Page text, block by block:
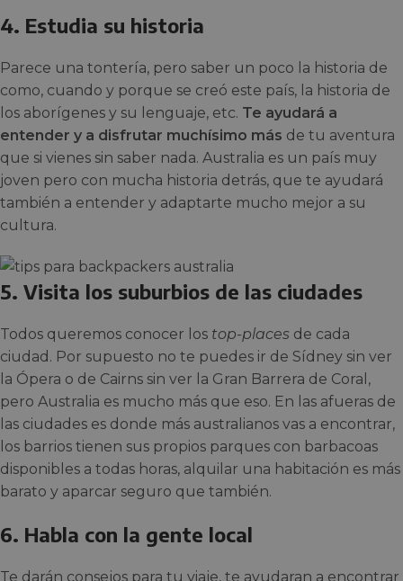
4. Estudia su historia
Parece una tontería, pero saber un poco la historia de
como, cuando y porque se creó este país, la historia de
los aborígenes y su lenguaje, etc. Te ayudará a
entender y a disfrutar muchísimo más de tu aventura
que si vienes sin saber nada. Australia es un país muy
joven pero con mucha historia detrás, que te ayudará
también a entender y adaptarte mucho mejor a su
cultura.
5. Visita los suburbios de las ciudades
Todos queremos conocer los top-places de cada
ciudad. Por supuesto no te puedes ir de Sídney sin ver
la Ópera o de Cairns sin ver la Gran Barrera de Coral,
pero Australia es mucho más que eso. En las afueras de
las ciudades es donde más australianos vas a encontrar,
los barrios tienen sus propios parques con barbacoas
disponibles a todas horas, alquilar una habitación es más
barato y aparcar seguro que también.
6. Habla con la gente local
Te darán consejos para tu viaje, te ayudaran a encontrar